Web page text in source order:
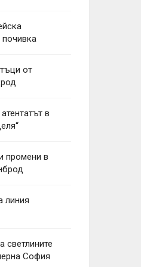
почивка
от
в
промени в
линия
светлините
София